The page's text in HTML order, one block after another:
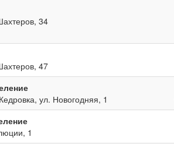
34
47
ул. Новогодняя, 1
1